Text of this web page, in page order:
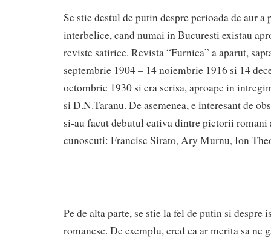
Se stie destul de putin despre perioada de aur a
interbelice, cand numai in Bucuresti existau
reviste satirice. Revista “Furnica” a aparut,
septembrie 1904 – 14 noiembrie 1916 si 14
octombrie 1930 si era scrisa, aproape in
si D.N.Taranu. De asemenea, e interesant de
si-au facut debutul cativa dintre pictorii romani
cunoscuti: Francisc Sirato, Ary Murnu, Ion
Pe de alta parte, se stie la fel de putin si despre
romanesc. De exemplu, cred ca ar merita sa ne